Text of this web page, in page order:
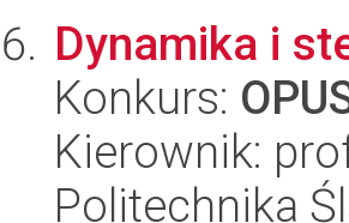
Dynamika i
Konkurs:
Kierownik:
Politechnika